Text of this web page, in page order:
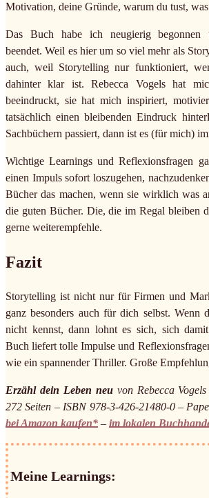
Motivation, deine Gründe, warum du tust,
Das Buch habe ich neugierig begonnen
beendet. Weil es hier um so viel mehr als
auch, weil Storytelling nur funktioniert,
dahinter klar ist. Rebecca Vogels hat
beeindruckt, sie hat mich inspiriert,
tatsächlich einen bleibenden Eindruck
Sachbüchern passiert, dann ist es (für mich)
Wichtige Learnings und Reflexionsfragen
einen Impuls sofort loszugehen,
Bücher das machen, wenn sie wirklich was
die guten Bücher. Die, die im Regal bleiben
gerne weiterempfehle.
Fazit
Storytelling ist nicht nur für Firmen und
ganz besonders auch für dich selbst. Wenn
nicht kennst, dann lohnt es sich, sich
Buch liefert tolle Impulse und
wie ein spannender Thriller. Große
Erzähl dein Leben neuvon Rebecca
272 Seiten – ISBN 978-3-426-21480-0 –
bei Amazon kaufen* – im lokalen
Meine Learnings: